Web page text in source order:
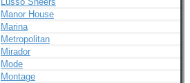
Manor House
Marina
Metropolitan
Mirador
Mode
Montage